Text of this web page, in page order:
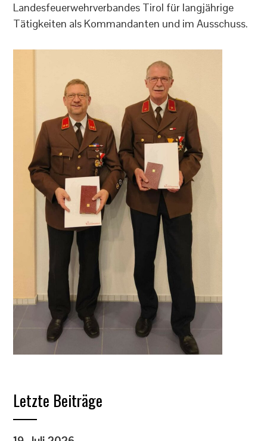
Landesfeuerwehrverbandes Tirol für langjährige
Tätigkeiten als Kommandanten und im Ausschuss.
Letzte Beiträge